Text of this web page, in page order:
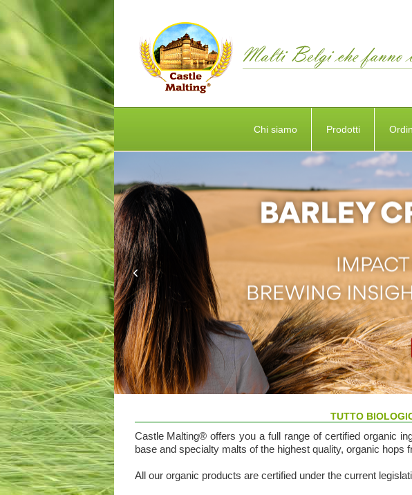
Chi siamo Prodotti
TUTTO
Castle Malting® offers you a full range of certified organic
base and specialty malts of the highest quality, organic hops
All our organic products are certified under the current